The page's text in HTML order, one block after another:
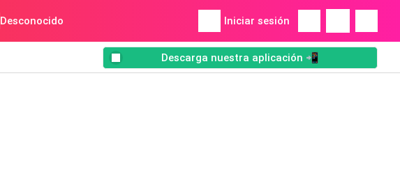
Desconocido Iniciar sesión
Descarga nuestra aplicación 📲